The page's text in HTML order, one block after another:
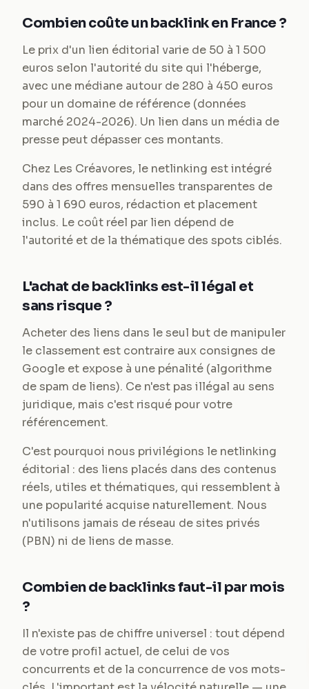
Combien coûte un backlink en France ?
Le prix d'un lien éditorial varie de 50 à 1 500
euros selon l'autorité du site qui l'héberge,
avec une médiane autour de 280 à 450 euros
pour un domaine de référence (données
marché 2024-2026). Un lien dans un média de
presse peut dépasser ces montants.
Chez Les Créavores, le netlinking est intégré
dans des offres mensuelles transparentes de
590 à 1 690 euros, rédaction et placement
inclus. Le coût réel par lien dépend de
l'autorité et de la thématique des spots ciblés.
L'achat de backlinks est-il légal et
sans risque ?
Acheter des liens dans le seul but de manipuler
le classement est contraire aux consignes de
Google et expose à une pénalité (algorithme
de spam de liens). Ce n'est pas illégal au sens
juridique, mais c'est risqué pour votre
référencement.
C'est pourquoi nous privilégions le netlinking
éditorial : des liens placés dans des contenus
réels, utiles et thématiques, qui ressemblent à
une popularité acquise naturellement. Nous
n'utilisons jamais de réseau de sites privés
(PBN) ni de liens de masse.
Combien de backlinks faut-il par mois
?
Il n'existe pas de chiffre universel : tout dépend
de votre profil actuel, de celui de vos
concurrents et de la concurrence de vos mots-